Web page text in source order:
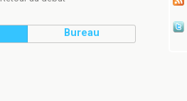
Bureau